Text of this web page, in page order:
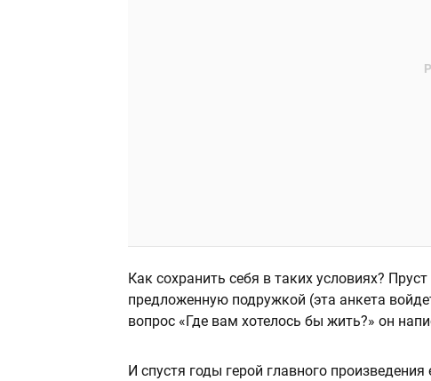
Как сохранить себя в таких условиях?
предложенную подружкой (эта анкета
вопрос «Где вам хотелось бы жить?» он
И спустя годы герой главного